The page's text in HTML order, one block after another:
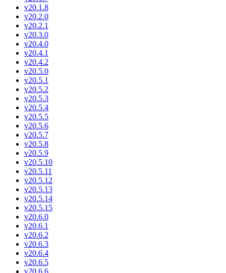
v20.1.8
v20.2.0
v20.2.1
v20.3.0
v20.4.0
v20.4.1
v20.4.2
v20.5.0
v20.5.1
v20.5.2
v20.5.3
v20.5.4
v20.5.5
v20.5.6
v20.5.7
v20.5.8
v20.5.9
v20.5.10
v20.5.11
v20.5.12
v20.5.13
v20.5.14
v20.5.15
v20.6.0
v20.6.1
v20.6.2
v20.6.3
v20.6.4
v20.6.5
v20.6.6